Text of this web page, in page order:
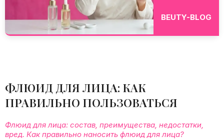
BEUTY-BLOG
ФЛЮИД ДЛЯ ЛИЦА: КАК
ПРАВИЛЬНО ПОЛЬЗОВАТЬСЯ
Флюид для лица: состав, преимущества, недостатки,
вред. Как правильно наносить флюид для лица?